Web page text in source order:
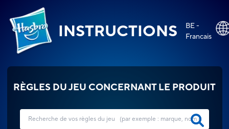
INSTRUCTIONS
BE -
Francais
RÈGLES DU JEU CONCERNANT LE PRODUIT